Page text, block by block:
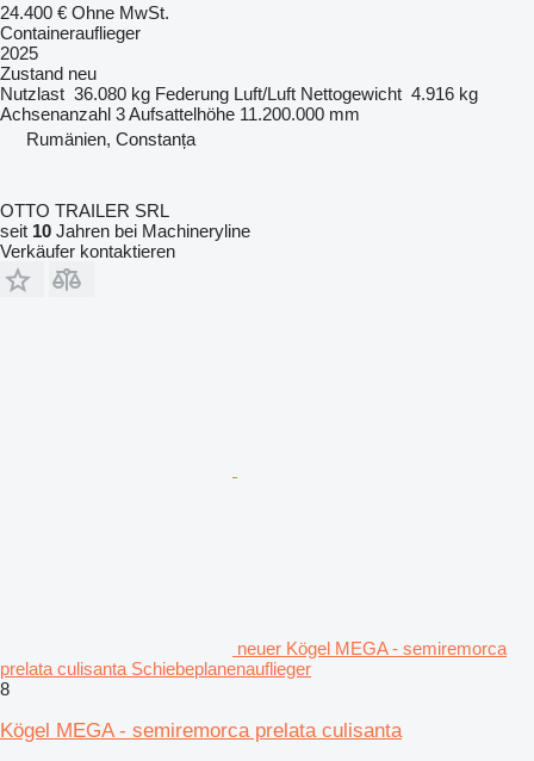
24.400 € Ohne MwSt.
Containerauflieger
2025
Zustand neu
Nutzlast 36.080 kg Federung Luft/Luft Nettogewicht 4.916 kg
Achsenanzahl 3Aufsattelhöhe 11.200.000 mm
Rumänien, Constanța
OTTO TRAILER SRL
seit 10 Jahren bei Machineryline
Verkäufer kontaktieren
neuer Kögel MEGA - semiremorca
prelata culisanta Schiebeplanenauflieger
8
Kögel MEGA - semiremorca prelata culisanta